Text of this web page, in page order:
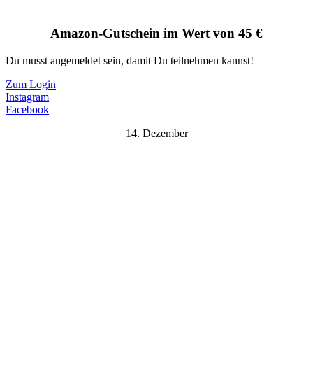
Amazon-Gutschein im Wert von 45 €
Du musst angemeldet sein, damit Du teilnehmen kannst!
Zum Login
Instagram
Facebook
14. Dezember